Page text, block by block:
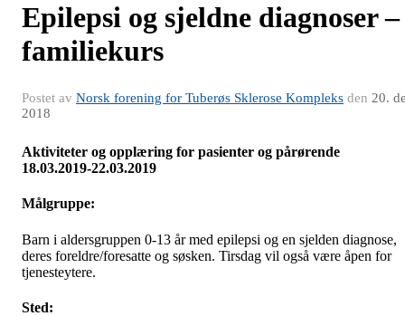
Epilepsi og sjeldne diagnoser –
familiekurs
Postet av Norsk forening for Tuberøs Sklerose Kompleks den 20.
2018
Aktiviteter og opplæring for pasienter og pårørende
18.03.2019-22.03.2019
Målgruppe:
Barn i aldersgruppen 0-13 år med epilepsi og en sjelden diagnose,
deres foreldre/foresatte og søsken. Tirsdag vil også være åpen for
tjenesteytere.
Sted: